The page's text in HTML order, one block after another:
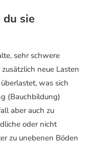
du sie
sehr schwere
neue Lasten
was sich
(Bauchbildung)
aber auch zu
oder nicht
zu unebenen Böden